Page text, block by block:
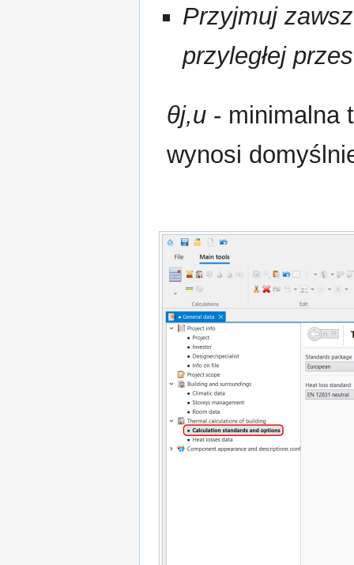
Przyjmuj
przyległej
θj,u - minimalna
wynosi